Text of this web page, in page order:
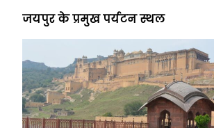
जयपुर के प्रमुख पर्यटन स्थल